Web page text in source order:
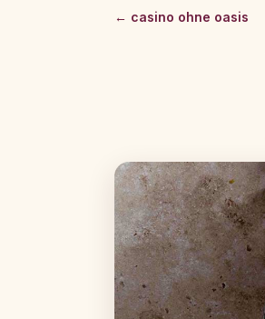
← casino ohne oasis